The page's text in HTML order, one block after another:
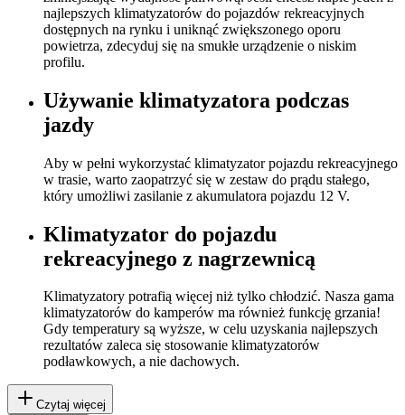
najlepszych klimatyzatorów do pojazdów rekreacyjnych
dostępnych na rynku i uniknąć zwiększonego oporu
powietrza, zdecyduj się na smukłe urządzenie o niskim
profilu.
Używanie klimatyzatora podczas
jazdy
Aby w pełni wykorzystać klimatyzator pojazdu rekreacyjnego
w trasie, warto zaopatrzyć się w zestaw do prądu stałego,
który umożliwi zasilanie z akumulatora pojazdu 12 V.
Klimatyzator do pojazdu
rekreacyjnego z nagrzewnicą
Klimatyzatory potrafią więcej niż tylko chłodzić. Nasza gama
klimatyzatorów do kamperów ma również funkcję grzania!
Gdy temperatury są wyższe, w celu uzyskania najlepszych
rezultatów zaleca się stosowanie klimatyzatorów
podławkowych, a nie dachowych.
Czytaj więcej